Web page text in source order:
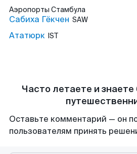
Аэропорты Стамбула
Сабиха Гёкчен SAW
Ататюрк IST
Часто летаете и
Оставьте комментарий — он
пользователям принять